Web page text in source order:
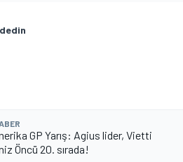
GP Yarış: Agius lider, Vietti
Öncü 20. sırada!